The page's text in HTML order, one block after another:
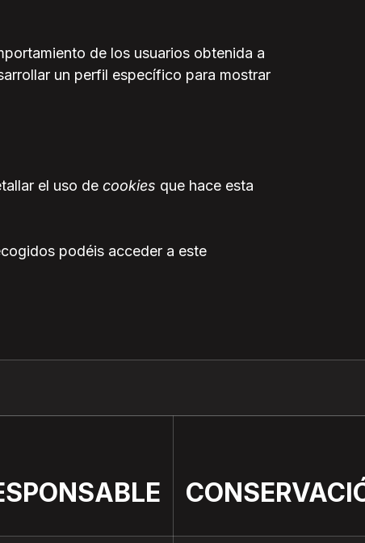
de los usuarios obtenida a
un perfil específico para mostrar
el uso de cookies que hace esta
podéis acceder a este